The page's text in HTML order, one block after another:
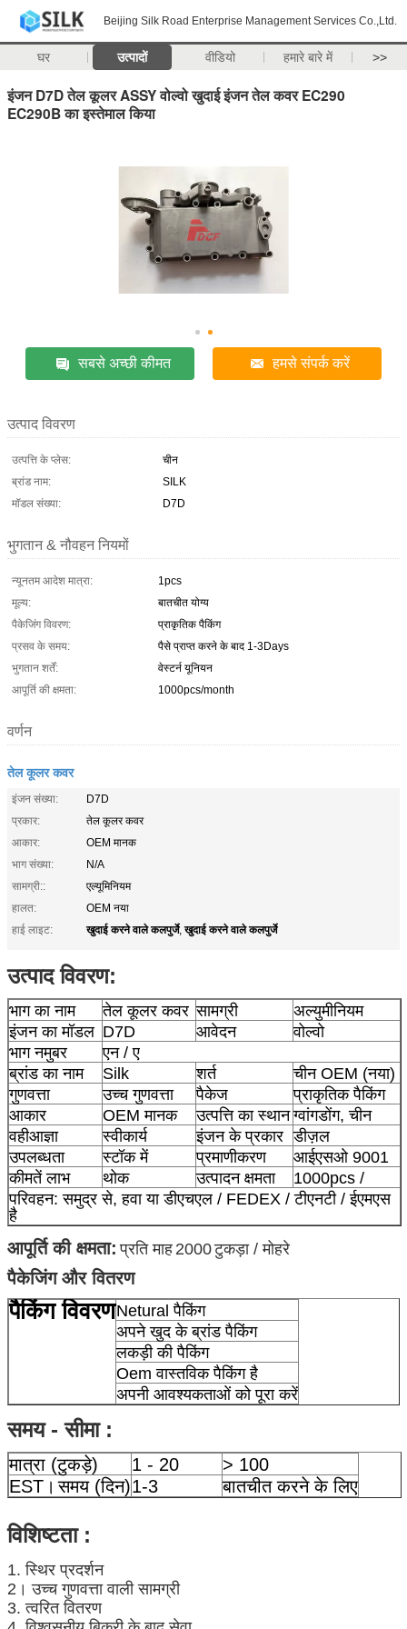
Beijing Silk Road Enterprise Management Services Co.,Ltd.
घर उत्पादों वीडियो हमारे बारे में >>
इंजन D7D तेल कूलर ASSY वोल्वो खुदाई इंजन तेल कवर EC290
EC290B का इस्तेमाल किया
सबसे अच्छी कीमत हमसे संपर्क करें
उत्पाद विवरण
उत्पत्ति के प्लेस:
चीन
ब्रांड नाम:
SILK
मॉडल संख्या:
D7D
भुगतान & नौवहन नियमों
न्यूनतम आदेश मात्रा:
1pcs
मूल्य:
बातचीत योग्य
पैकेजिंग विवरण:
प्राकृतिक पैकिंग
प्रसव के समय:
पैसे प्राप्त करने के बाद 1-3Days
भुगतान शर्तें:
वेस्टर्न यूनियन
आपूर्ति की क्षमता:
1000pcs/month
वर्णन
तेल कूलर कवर
इंजन संख्या:
D7D
प्रकार:
तेल कूलर कवर
आकार:
OEM मानक
भाग संख्या:
N/A
सामग्री::
एल्यूमिनियम
हालत:
OEM नया
हाई लाइट:
खुदाई करने वाले कलपुर्जे,खुदाई करने वाले कलपुर्जे
उत्पाद विवरण:
भाग का नाम तेल कूलर कवर सामग्री
अल्युमीनियम
इंजन का मॉडल D7D आवेदन वोल्वो
भाग नमुबर
एन / ए
ब्रांड का नाम
Silk शर्त
चीन OEM (नया)
गुणवत्ता
उच्च गुणवत्ता पैकेज
प्राकृतिक पैकिंग
आकार
OEM मानक उत्पत्ति का स्थान ग्वांगडोंग, चीन
वहीआज्ञा
स्वीकार्य इंजन के प्रकार डीज़ल
उपलब्धता
स्टॉक में प्रमाणीकरण
आईएसओ 9001
कीमतें लाभ
थोक उत्पादन क्षमता
1000pcs /
परिवहन: समुद्र से, हवा या डीएचएल / FEDEX / टीएनटी / ईएमएस
है
आपूर्ति की क्षमता: प्रति माह 2000टुकड़ा / मोहरे
पैकेजिंग और वितरण
पैकिंग विवरणNetural पैकिंग
अपने खुद के ब्रांड पैकिंग
लकड़ी की पैकिंग
Oem वास्तविक पैकिंग है
अपनी आवश्यकताओं को पूरा करें
समय - सीमा :
मात्रा (टुकड़े) 1 - 20
> 100
EST। समय (दिन)1-3 बातचीत करने के लिए
विशिष्टता :
1. स्थिर प्रदर्शन
2। उच्च गुणवत्ता वाली सामग्री
3. त्वरित वितरण